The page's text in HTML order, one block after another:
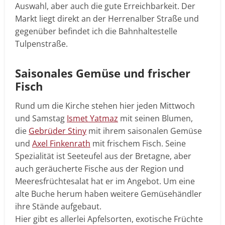
Auswahl, aber auch die gute Erreichbarkeit. Der
Markt liegt direkt an der Herrenalber Straße und
gegenüber befindet ich die Bahnhaltestelle
Tulpenstraße.
Saisonales Gemüse und frischer
Fisch
Rund um die Kirche stehen hier jeden Mittwoch
und Samstag Ismet Yatmaz mit seinen Blumen,
die Gebrüder Stiny mit ihrem saisonalen Gemüse
und Axel Finkenrath mit frischem Fisch. Seine
Spezialität ist Seeteufel aus der Bretagne, aber
auch geräucherte Fische aus der Region und
Meeresfrüchtesalat hat er im Angebot. Um eine
alte Buche herum haben weitere Gemüsehändler
ihre Stände aufgebaut.
Hier gibt es allerlei Apfelsorten, exotische Früchte